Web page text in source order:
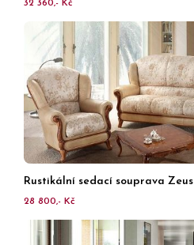
32 360,- Kč
Rustikální sedací souprava Zeus
28 800,- Kč